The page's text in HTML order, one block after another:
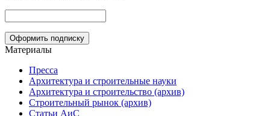
Материалы
Пресса
Архитектура и строительные науки
Архитектура и строительство (архив)
Строительный рынок (архив)
Статьи АиС